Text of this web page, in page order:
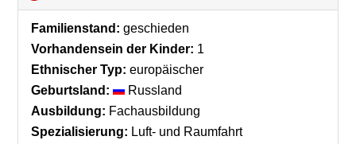
to
collapse
Familienstand: geschieden
Vorhandensein der Kinder: 1
Ethnischer Typ: europäischer
Geburtsland:
Russland
Ausbildung: Fachausbildung
Spezialisierung: Luft- und Raumfahrt